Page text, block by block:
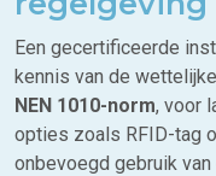
Een gecertificeerde
kennis van de
NEN 1010-norm, voor
opties zoals RFID-tag
onbevoegd gebruik